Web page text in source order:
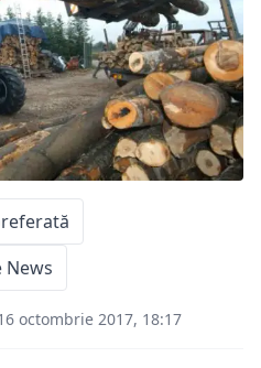
News
octombrie 2017, 18:17